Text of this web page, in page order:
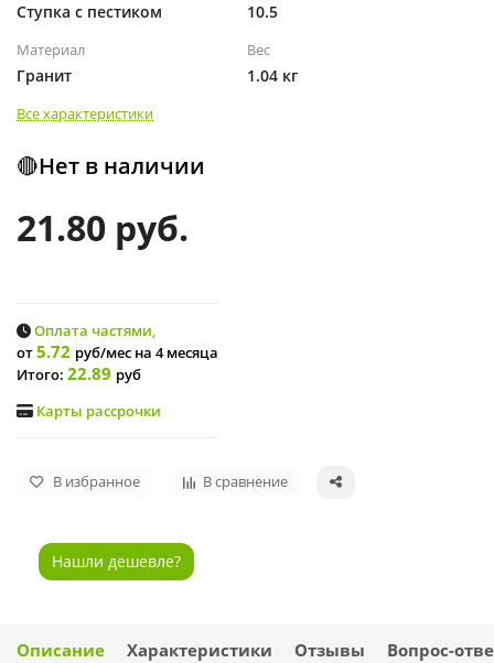
Ступка с пестиком 10.5
Материал
Гранит
Вес
1.04 кг
Все характеристики
🔴Нет в наличии
21.80 руб.
Оплата частями,
от5.72 руб/мес на 4 месяца
Итого: 22.89 руб
Карты рассрочки
В избранное В сравнение
Нашли дешевле?
Описание Характеристики Отзывы Вопрос-